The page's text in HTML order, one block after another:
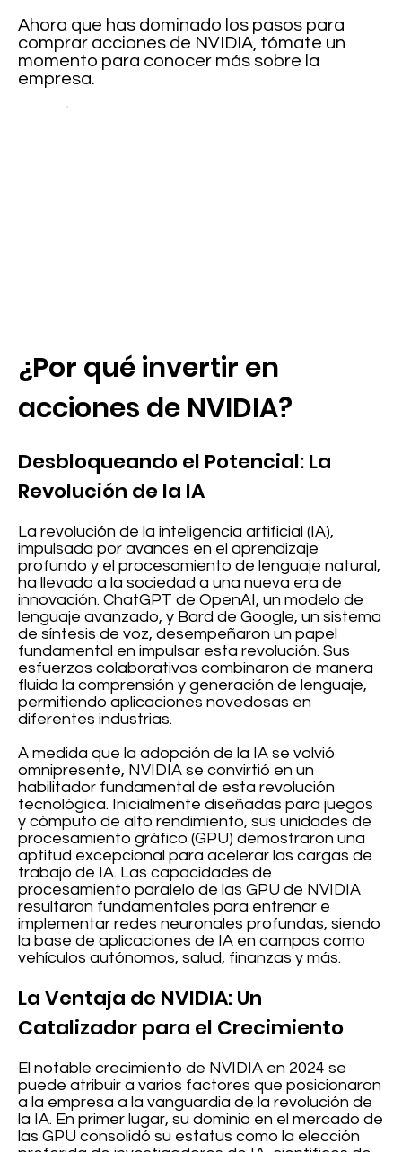
Ahora que has dominado los pasos para
comprar acciones de NVIDIA, tómate un
momento para conocer más sobre la
empresa.
¿Por qué invertir en
acciones de NVIDIA?
Desbloqueando el Potencial: La
Revolución de la IA
La revolución de la inteligencia artificial (IA),
impulsada por avances en el aprendizaje
profundo y el procesamiento de lenguaje natural,
ha llevado a la sociedad a una nueva era de
innovación. ChatGPT de OpenAI, un modelo de
lenguaje avanzado, y Bard de Google, un sistema
de síntesis de voz, desempeñaron un papel
fundamental en impulsar esta revolución. Sus
esfuerzos colaborativos combinaron de manera
fluida la comprensión y generación de lenguaje,
permitiendo aplicaciones novedosas en
diferentes industrias.
A medida que la adopción de la IA se volvió
omnipresente, NVIDIA se convirtió en un
habilitador fundamental de esta revolución
tecnológica. Inicialmente diseñadas para juegos
y cómputo de alto rendimiento, sus unidades de
procesamiento gráfico (GPU) demostraron una
aptitud excepcional para acelerar las cargas de
trabajo de IA. Las capacidades de
procesamiento paralelo de las GPU de NVIDIA
resultaron fundamentales para entrenar e
implementar redes neuronales profundas, siendo
la base de aplicaciones de IA en campos como
vehículos autónomos, salud, finanzas y más.
La Ventaja de NVIDIA: Un
Catalizador para el Crecimiento
El notable crecimiento de NVIDIA en 2024 se
puede atribuir a varios factores que posicionaron
a la empresa a la vanguardia de la revolución de
la IA. En primer lugar, su dominio en el mercado de
las GPU consolidó su estatus como la elección